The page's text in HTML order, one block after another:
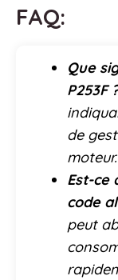
FAQ:
Que
P253F ?
de
moteur.
Est-ce
code
peut